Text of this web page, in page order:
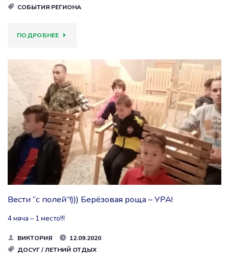
СОБЫТИЯ РЕГИОНА
ПОДРОБНЕЕ"ИСТОРИЯ
КРАЯ.
ШЕРЕМЕТЬЕВСКИЙ
ПРОСПЕКТ.
ЧАСТЬ
2."
Вести “с полей”!))) Берёзовая роща – УРА!
4 мяча – 1 место!!!
ВИКТОРИЯ
12.09.2020
ДОСУГ/ЛЕТНИЙ ОТДЫХ